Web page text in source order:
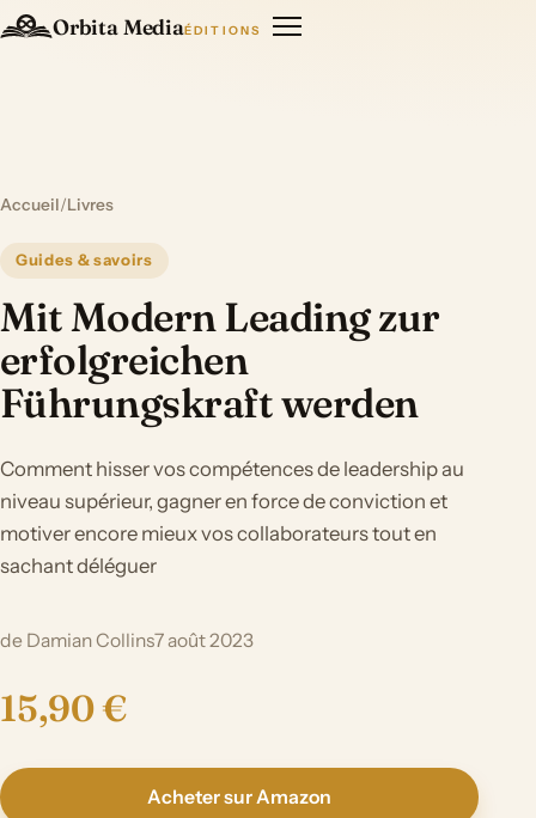
Orbita MediaÉDITIONS
Accueil/Livres
Guides & savoirs
Mit Modern Leading zur
erfolgreichen
Führungskraft werden
Comment hisser vos compétences de leadership au
niveau supérieur, gagner en force de conviction et
motiver encore mieux vos collaborateurs tout en
sachant déléguer
de Damian Collins7 août 2023
15,90 €
Acheter sur Amazon